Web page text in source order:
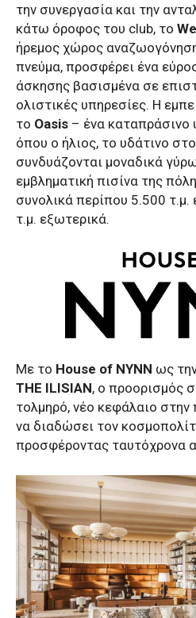
την συνεργασία και την
κάτω όροφος του club, το
ήρεμος χώρος
πνεύμα, προσφέρει ένα
άσκησης βασισμένα σε
ολιστικές υπηρεσίες. Η
το Oasis – ένα καταπράσινο
όπου ο ήλιος, το υδάτινο
συνδυάζονται μοναδικά
εμβληματική πισίνα της
συνολικά περίπου 5.500
τ.μ. εξωτερικά.
Με το House of NYNN ως
THE ILISIAN, ο προορισμός
τολμηρό, νέο κεφάλαιο στην
να διαδώσει τον
προσφέροντας ταυτόχρονα